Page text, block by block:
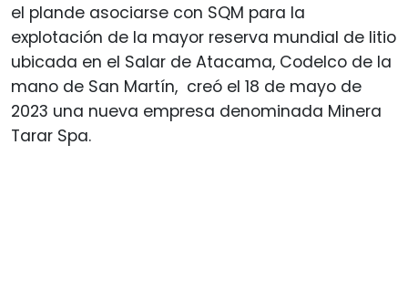
el plande asociarse con SQM para la
explotación de la mayor reserva mundial de litio
ubicada en el Salar de Atacama, Codelco de la
mano de San Martín, creó el 18 de mayo de
2023 una nueva empresa denominada Minera
Tarar Spa.